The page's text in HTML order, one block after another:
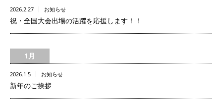
2026.2.27 お知らせ
祝・全国大会出場の活躍を応援します！！
1月
2026.1.5 お知らせ
新年のご挨拶